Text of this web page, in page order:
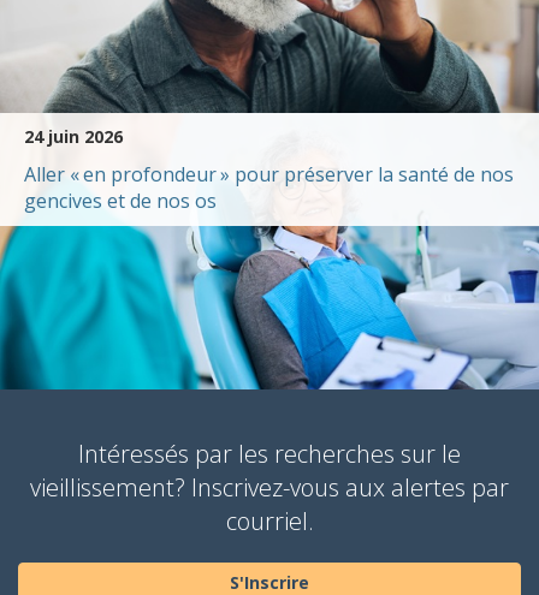
24 juin 2026
Aller « en profondeur » pour préserver la santé de nos
gencives et de nos os
Intéressés par les recherches sur le
vieillissement? Inscrivez-vous aux alertes par
courriel.
S'Inscrire